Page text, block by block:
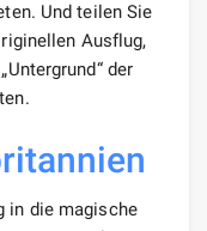
Und teilen Sie
Ausflug,
der
in die magische